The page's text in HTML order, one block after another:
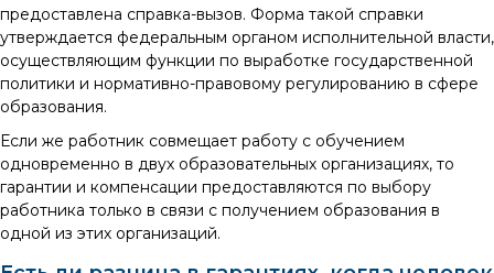
предоставлена справка-вызов. Форма такой справки
утверждается федеральным органом исполнительной власти,
осуществляющим функции по выработке государственной
политики и нормативно-правовому регулированию в сфере
образования.
Если же работник совмещает работу с обучением
одновременно в двух образовательных организациях, то
гарантии и компенсации предоставляются по выбору
работника только в связи с получением образования в
одной из этих организаций.